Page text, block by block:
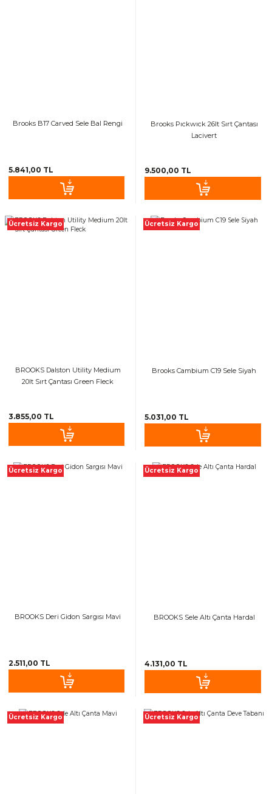
Brooks B17 Carved Sele Bal Rengi
5.841,00 TL
Brooks Pıckwıck 26lt Sırt Çantası
Lacivert
9.500,00 TL
Ücretsiz Kargo
BROOKS Dalston Utility Medium
20lt Sırt Çantası Green Fleck
3.855,00 TL
Ücretsiz Kargo
Brooks Cambium C19 Sele Siyah
5.031,00 TL
Ücretsiz Kargo
BROOKS Deri Gidon Sargısı Mavi
2.511,00 TL
Ücretsiz Kargo
BROOKS Sele Altı Çanta Hardal
4.131,00 TL
Ücretsiz Kargo Ücretsiz Kargo